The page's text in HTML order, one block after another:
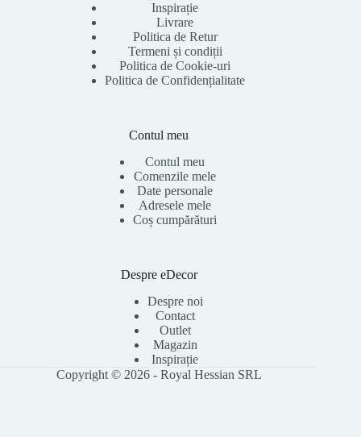
Inspirație
Livrare
Politica de Retur
Termeni și condiții
Politica de Cookie-uri
Politica de Confidențialitate
Contul meu
Contul meu
Comenzile mele
Date personale
Adresele mele
Coș cumpărături
Despre eDecor
Despre noi
Contact
Outlet
Magazin
Inspirație
Copyright © 2026 - Royal Hessian SRL